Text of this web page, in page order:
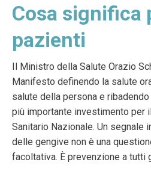
Cosa significa
pazienti
Il Ministro della Salute Orazio
Manifesto definendo la salute
salute della persona e ribadendo
più importante investimento per
Sanitario Nazionale. Un segnale
delle gengive non è una
facoltativa. È prevenzione a tutti